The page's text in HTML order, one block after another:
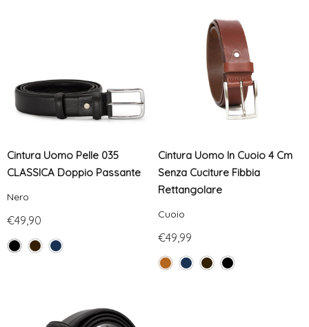
Cintura Uomo Pelle 035
CLASSICA Doppio Passante
Nero
€49,90
Cintura Uomo In Cuoio 4 Cm
Senza Cuciture Fibbia
Rettangolare
Cuoio
€49,99